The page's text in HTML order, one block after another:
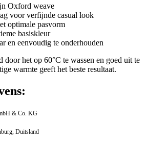
Oxford weave
voor verfijnde casual look
optimale pasvorm
basiskleur
en eenvoudig te onderhouden
door het op 60°C te wassen en goed uit te
warmte geeft het beste resultaat.
& Co. KG
Duitsland